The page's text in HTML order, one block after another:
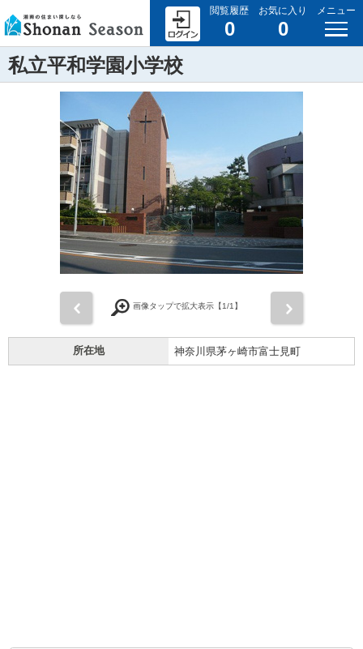
閲覧履歴
0
お気に入り
0
メニュー
私立平和学園小学校
画像タップで拡大表示【1/1】
所在地 神奈川県茅ヶ崎市富士見町